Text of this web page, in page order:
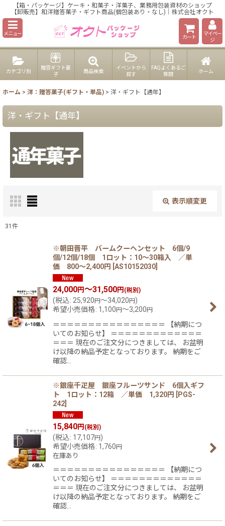
【箱・パッケージ】ケーキ・和菓子・洋菓子、業務用包装資材のショップ
【卸販売】和洋贈答菓子・ギフト商品(個包装あり・なし)｜株式会社オクト
メニュー
カート
マイペー
ジ
カテゴリ別
贈答ギフト菓
子
商品検索
イベントから
探す
FAQよくあるご
質問
ホーム
ホーム > 洋：贈答菓子(ギフト・単品) > 洋・ギフト【通年】
洋・ギフト【通年】
表示順変更
在庫あり
並び順 :
絞り込む
31 件
※朝田晋平 バームクーヘンセット 6個/9
個/12個/18個 1ロット：10〜30箱入 ／単
価 800〜2,400円 AS10152030
24,000円～31,500円 (税別)
(税込: 25,920 円 ～34,020 円 )
希望小売価格: 1,100 円 ～3,200 円
＝＝＝＝＝＝＝＝＝＝＝＝＝＝＝＝ 【納期につ
いてのお知らせ】 ＝＝＝＝＝＝＝＝＝＝＝＝＝
＝＝＝ 現在のご注文分につきましては、 お盆明
け以降の納品予定となっております。 納期をご
確認…
※銀座千疋屋 銀座フルーツサンド 6個入ギフ
ト 1ロット：12箱 ／単価 1,320円
PGS-
242
15,840円 (税別)
(税込: 17,107円 )
希望小売価格: 1,760 円
在庫あり
＝＝＝＝＝＝＝＝＝＝＝＝＝＝＝＝ 【納期につ
いてのお知らせ】 ＝＝＝＝＝＝＝＝＝＝＝＝＝
＝＝＝ 現在のご注文分につきましては、 お盆明
け以降の納品予定となっております。 納期をご
確認…